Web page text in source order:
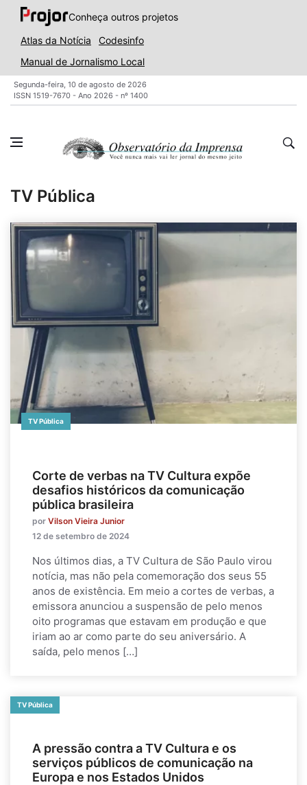
Conheça outros projetos
Atlas da Notícia
Codesinfo
Manual de Jornalismo Local
Segunda-feira, 10 de agosto de 2026
ISSN 1519-7670 - Ano 2026 - nº 1400
TV Pública
TV Pública
Corte de verbas na TV Cultura expõe
desafios históricos da comunicação
pública brasileira
por Vilson Vieira Junior
12 de setembro de 2024
Nos últimos dias, a TV Cultura de São Paulo virou
notícia, mas não pela comemoração dos seus 55
anos de existência. Em meio a cortes de verbas, a
emissora anunciou a suspensão de pelo menos
oito programas que estavam em produção e que
iriam ao ar como parte do seu aniversário. A
saída, pelo menos […]
TV Pública
A pressão contra a TV Cultura e os
serviços públicos de comunicação na
Europa e nos Estados Unidos